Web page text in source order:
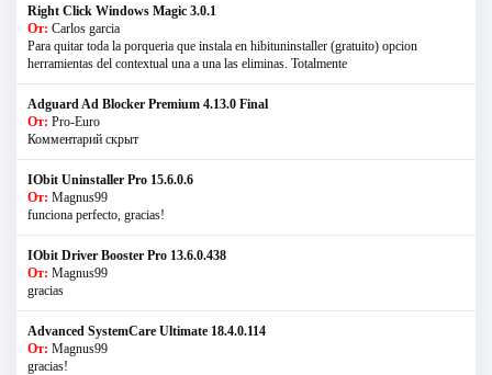
Right Click Windows Magic 3.0.1
От: Carlos garcia
Para quitar toda la porqueria que instala en hibituninstaller (gratuito) opcion
herramientas del contextual una a una las eliminas. Totalmente
Adguard Ad Blocker Premium 4.13.0 Final
От: Pro-Euro
Комментарий скрыт
IObit Uninstaller Pro 15.6.0.6
От: Magnus99
funciona perfecto, gracias!
IObit Driver Booster Pro 13.6.0.438
От: Magnus99
gracias
Advanced SystemCare Ultimate 18.4.0.114
От: Magnus99
gracias!